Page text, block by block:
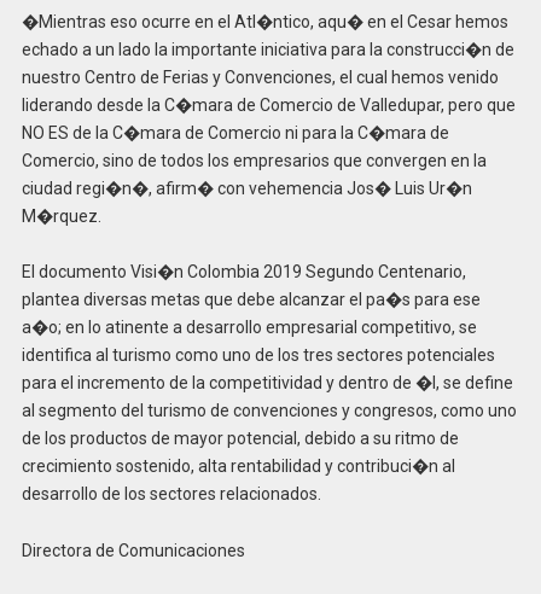
�Mientras eso ocurre en el Atl�ntico, aqu� en el Cesar hemos
echado a un lado la importante iniciativa para la construcci�n de
nuestro Centro de Ferias y Convenciones, el cual hemos venido
liderando desde la C�mara de Comercio de Valledupar, pero que
NO ES de la C�mara de Comercio ni para la C�mara de
Comercio, sino de todos los empresarios que convergen en la
ciudad regi�n�, afirm� con vehemencia Jos� Luis Ur�n
M�rquez.
El documento Visi�n Colombia 2019 Segundo Centenario,
plantea diversas metas que debe alcanzar el pa�s para ese
a�o; en lo atinente a desarrollo empresarial competitivo, se
identifica al turismo como uno de los tres sectores potenciales
para el incremento de la competitividad y dentro de �l, se define
al segmento del turismo de convenciones y congresos, como uno
de los productos de mayor potencial, debido a su ritmo de
crecimiento sostenido, alta rentabilidad y contribuci�n al
desarrollo de los sectores relacionados.
Directora de Comunicaciones